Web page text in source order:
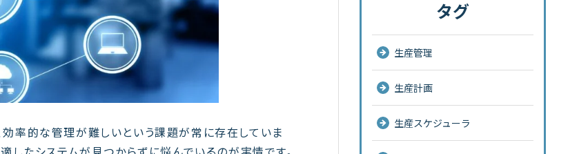
率的な管理が難しいという課題が常に存在していま
タグ
生産管理
生産計画
生産スケジューラ